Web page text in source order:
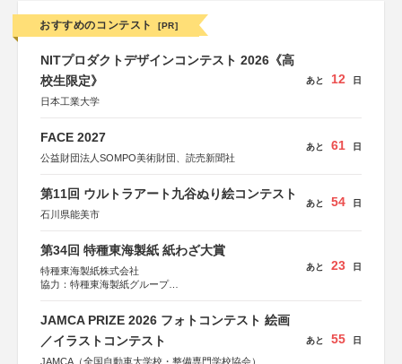
おすすめのコンテスト [PR]
NITプロダクトデザインコンテスト 2026《高
校生限定》
日本工業大学
あと 12 日
FACE 2027
公益財団法人SOMPO美術財団、読売新聞社
あと 61 日
第11回 ウルトラアート九谷ぬり絵コンテスト
石川県能美市
あと 54 日
第34回 特種東海製紙 紙わざ大賞
特種東海製紙株式会社
協力：特種東海製紙グループ
あと 23 日
JAMCA PRIZE 2026 フォトコンテスト 絵画
／イラストコンテスト
JAMCA（全国自動車大学校・整備専門学校協会）
あと 55 日